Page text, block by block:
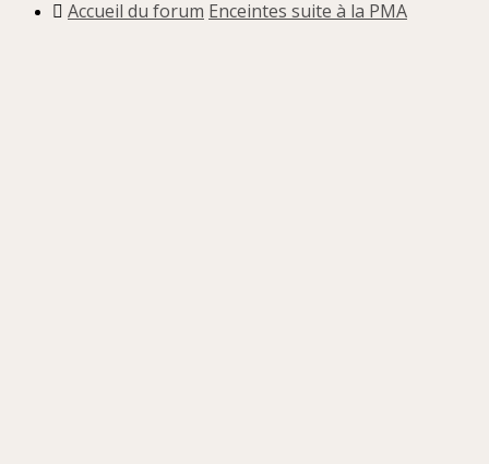
Accueil du forum Enceintes suite à la PMA